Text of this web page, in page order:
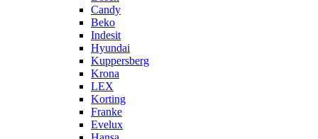
Candy
Beko
Indesit
Hyundai
Kuppersberg
Krona
LEX
Korting
Franke
Evelux